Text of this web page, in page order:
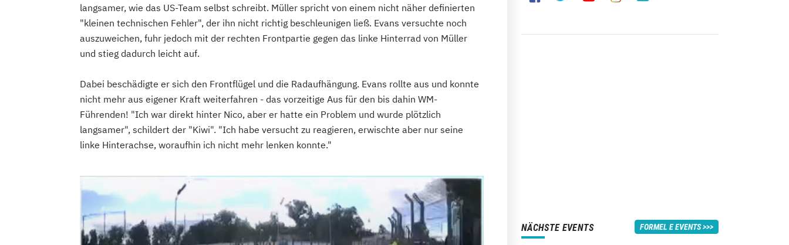
langsamer, wie das US-Team selbst schreibt. Müller spricht von einem nicht näher definierten
"kleinen technischen Fehler", der ihn nicht richtig beschleunigen ließ. Evans versuchte noch
auszuweichen, fuhr jedoch mit der rechten Frontpartie gegen das linke Hinterrad von Müller
und stieg dadurch leicht auf.
Dabei beschädigte er sich den Frontflügel und die Radaufhängung. Evans rollte aus und konnte
nicht mehr aus eigener Kraft weiterfahren - das vorzeitige Aus für den bis dahin WM-
Führenden! "Ich war direkt hinter Nico, aber er hatte ein Problem und wurde plötzlich
langsamer", schildert der "Kiwi". "Ich habe versucht zu reagieren, erwischte aber nur seine
linke Hinterachse, woraufhin ich nicht mehr lenken konnte."
NÄCHSTE EVENTS FORMEL E EVENTS